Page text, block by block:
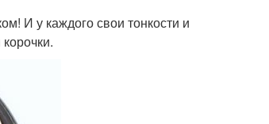
И у каждого свои тонкости и